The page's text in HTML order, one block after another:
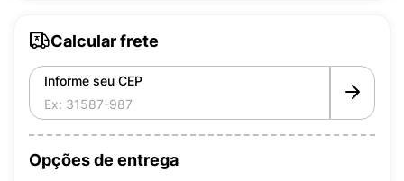
Calcular frete
Informe seu CEP
Opções de entrega